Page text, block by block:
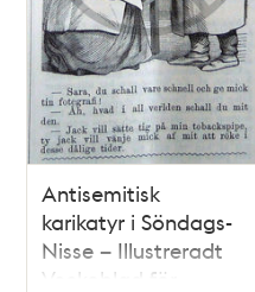
Antisemitisk
karikatyr i Söndags-
Nisse – Illustreradt
Veckoblad för